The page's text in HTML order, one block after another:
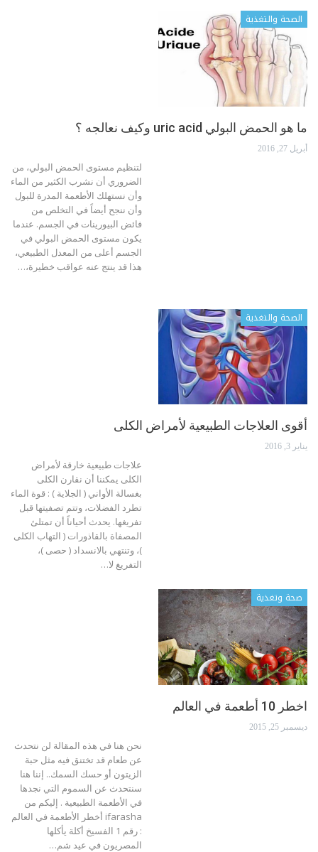
الصحة والتغذية
ما هو الحمض البولي uric acid وكيف نعالجه ؟
أبريل 27, 2016
لتنظيم مستوى الحمض البولي، من
الضروري أن نشرب الكثير من الماء
وأن نستهلك الأطعمة المدرة للبول
وأن ننجح أيضاً في التخلص من
فائض البيورينات في الجسم. عندما
يكون مستوى الحمض البولي في
الجسم أعلى من المعدل الطبيعي،
هذا قد ينتج عنه عواقب خطيرة،…
الصحة والتغذية
أقوى العلاجات الطبيعية لأمراض الكلى
يناير 3, 2016
علاجات طبيعية خارقة لأمراض
الكلى يمكننا أن نقارن الكلى
بغسالة الأواني ( الجلاية ) : قوة الماء
تطرد الفضلات، وتتم تصفيتها قبل
تفريغها. يحدث أحياناً أن تمتلئ
المصفاة بالقاذورات ( التهاب الكلى
)، وتنتهي بالانسداد ( حصى )،
التفريغ لا…
صحة وتغذية
اخطر 10 أطعمة في العالم
ديسمبر 25, 2015
نحن هنا في هذه المقالة لن نتحدث
عن طعام قد تختنق فيه مثل حبة
الزيتون أو حسك السمك.. إننا هنا
سنتحدث عن السموم التي نجدها
في الأطعمة الطبيعية . إليكم من
ifarasha أخطر الأطعمة في العالم
: رقم 1 الفسيخ أكلة يأكلها
المصريون في عيد شم…